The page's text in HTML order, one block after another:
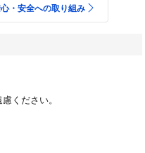
・安全への取り組み
ください。